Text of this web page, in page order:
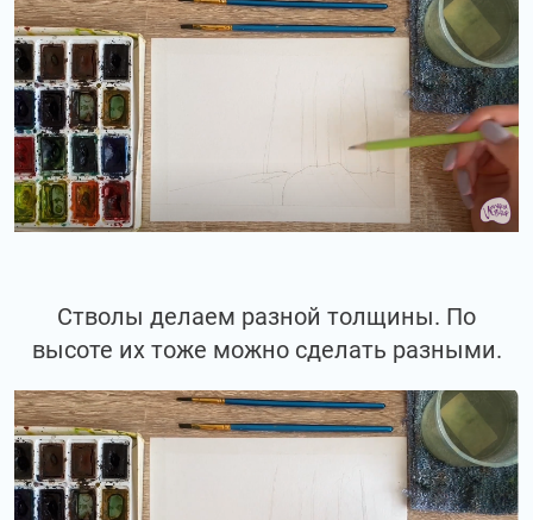
Стволы делаем разной толщины. По
высоте их тоже можно сделать разными.